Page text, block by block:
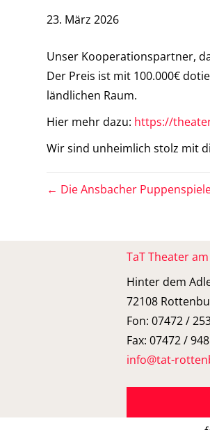
23. März 2026
Unser Kooperationspartner,
Der Preis ist mit 100.000€
ländlichen Raum.
Hier mehr dazu: https://
Wir sind unheimlich stolz mit
← Die Ansbacher
TaT Theater
Hinter dem
72108
Fon: 07472 /
Fax: 07472 /
info@tat-